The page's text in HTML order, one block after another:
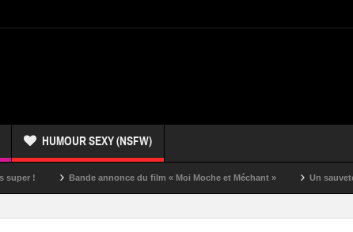
HUMOUR SEXY (NSFW)
Bande annonce du film « Moi Moche et Méchant » Un sauveteur renoi